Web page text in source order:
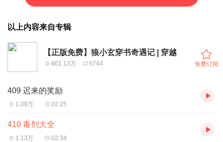
以上内容来自专辑
【正版免费】狼小玄穿书奇遇记 | 穿越
601.13万 6744 免费订阅
409 迟来的奖励
1.09万 02:25
410 毒剂大全
1.13万 02:34